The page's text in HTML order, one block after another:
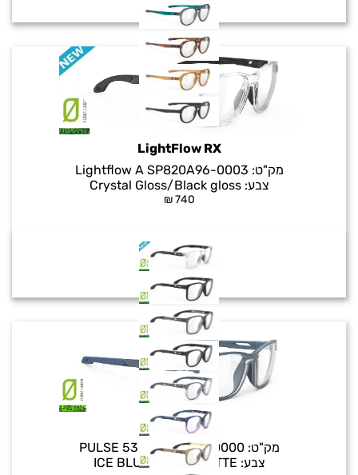
LightFlow RX
מק"ט: Lightflow A SP820A96-0003
צבע:Crystal Gloss/Black gloss
₪740
PULSE
מק"ט:PULSE 53 SP800A53-0000
צבע: ICE BLUE METAL MATTE